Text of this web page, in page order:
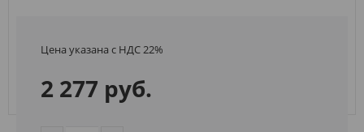
Цена указана с НДС 22%
2 277 руб.